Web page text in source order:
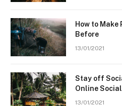
How to
Before
13/01/2021
Stay off
Online
13/01/2021